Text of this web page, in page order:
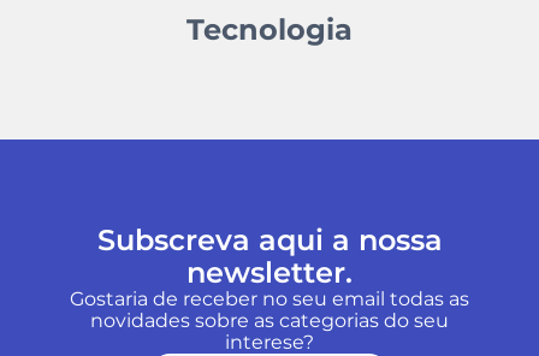
Tecnologia
Subscreva aqui a nossa
newsletter.
Gostaria de receber no seu email todas as
novidades sobre as categorias do seu
interese?